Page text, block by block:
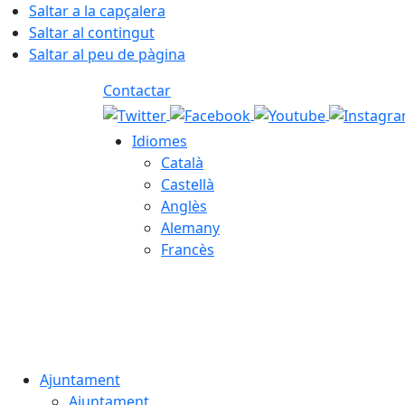
Saltar a la capçalera
Saltar al contingut
Saltar al peu de pàgina
Contactar
Idiomes
Català
Castellà
Anglès
Alemany
Francès
Ajuntament